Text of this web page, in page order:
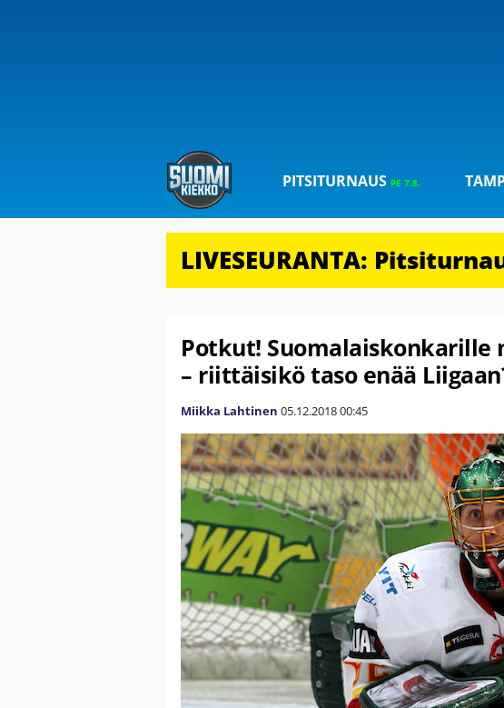
PITSITURNAUS PE 7.8.
LIVESEURANTA:
Potkut!
– riittäisikö taso enää
Miikka Lahtinen 05.12.201800:45